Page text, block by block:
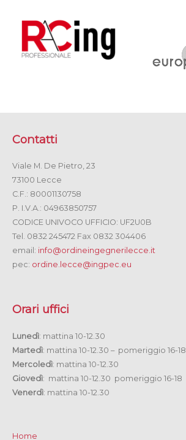
Contatti
Viale M. De Pietro, 23
73100 Lecce
C.F.: 80001130758
P. I.V.A.: 04963850757
CODICE UNIVOCO UFFICIO: UF2U0B
Tel. 0832 245472 Fax 0832 304406
email: info@ordineingegnerilecce.it
pec: ordine.lecce@ingpec.eu
Orari uffici
Lunedì: mattina 10-12.30
Martedì: mattina 10-12.30 – pomeriggio 16-18
Mercoledì: mattina 10-12.30
Giovedì: mattina 10-12.30 pomeriggio 16-18
Venerdì: mattina 10-12.30
Home